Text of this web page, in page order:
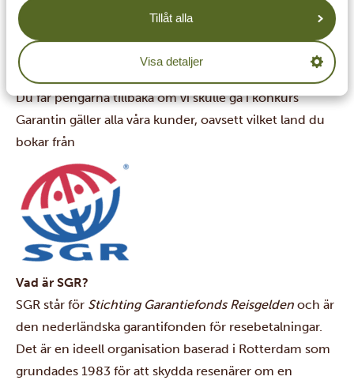
Tillåt alla
Visa detaljer
Mer än 100 miljoner euro har betalats ut i ersättning
Vad garantin innebär för dig:
Dina förskottsbetalningar är skyddade, du riskerar inte
att förlora pengar om något skulle hända
Du får pengarna tillbaka om vi skulle gå i konkurs
Garantin gäller alla våra kunder, oavsett vilket land du
bokar från
Vad är SGR?
SGR står för Stichting Garantiefonds Reisgelden och är
den nederländska garantifonden för resebetalningar.
Det är en ideell organisation baserad i Rotterdam som
grundades 1983 för att skydda resenärer om en